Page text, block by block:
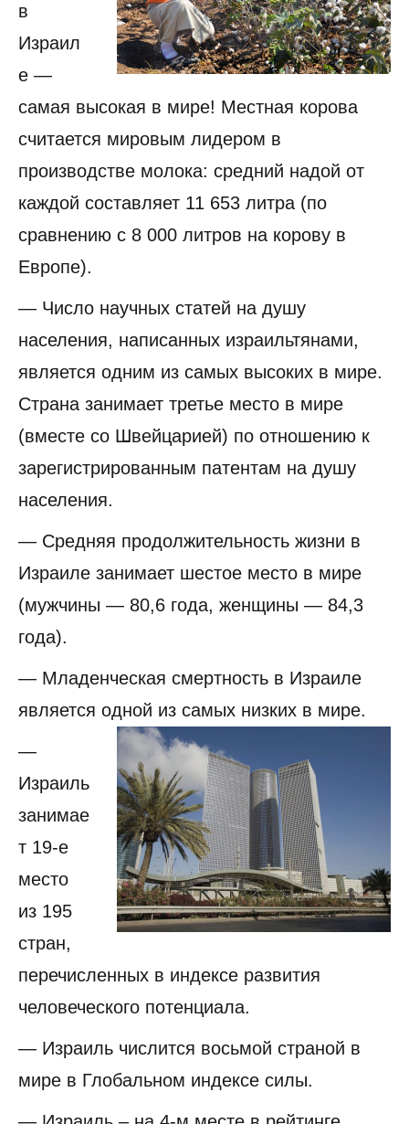
в
Израил
е —
самая высокая в мире! Местная корова
считается мировым лидером в
производстве молока: средний надой от
каждой составляет 11 653 литра (по
сравнению с 8 000 литров на корову в
Европе).
— Число научных статей на душу
населения, написанных израильтянами,
является одним из самых высоких в мире.
Страна занимает третье место в мире
(вместе со Швейцарией) по отношению к
зарегистрированным патентам на душу
населения.
— Средняя продолжительность жизни в
Израиле занимает шестое место в мире
(мужчины — 80,6 года, женщины — 84,3
года).
— Младенческая смертность в Израиле
является одной из самых низких в мире.
—
Израиль
занимае
т 19-е
место
из 195
стран,
перечисленных в индексе развития
человеческого потенциала.
— Израиль числится восьмой страной в
мире в Глобальном индексе силы.